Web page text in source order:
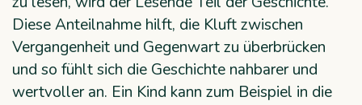
Diese Anteilnahme hilft, die Kluft zwischen
Vergangenheit und Gegenwart zu überbrücken
und so fühlt sich die Geschichte nahbarer und
wertvoller an. Ein Kind kann zum Beispiel in die